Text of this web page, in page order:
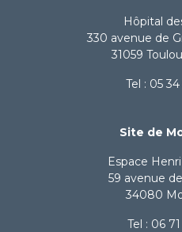
Hôpital
330 avenue de
31059
Tel : 05
Site de
Espace
59 avenue
34080
Tel : 06